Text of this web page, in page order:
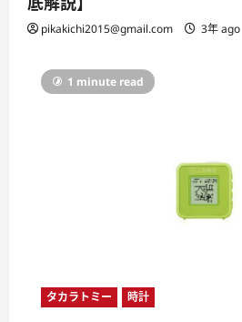
pikakichi2015@gmail.com 3年 ago
1 minute read
タカラトミー 時計